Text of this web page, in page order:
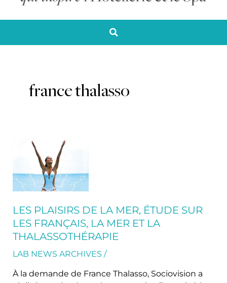
france thalasso
LES PLAISIRS DE LA MER, ÉTUDE SUR
LES FRANÇAIS, LA MER ET LA
THALASSOTHÉRAPIE
LAB NEWS ARCHIVES /
À la demande de France Thalasso, Sociovision a
plaisirs
la
mer,
étude
sur
les
Français,
la
et